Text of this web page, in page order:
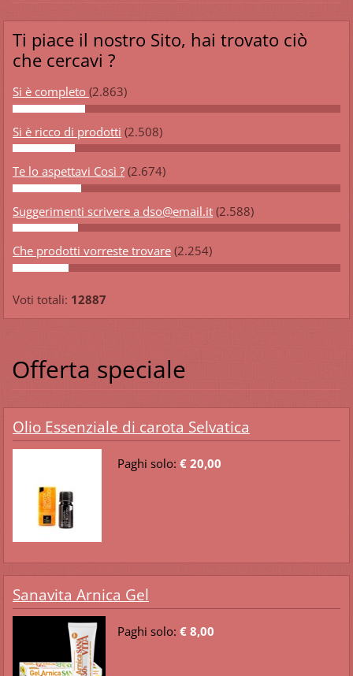
Ti piace il nostro Sito, hai trovato ciò
che cercavi ?
Si è completo (2.863)
Si è ricco di prodotti (2.508)
Te lo aspettavi Così ? (2.674)
Suggerimenti scrivere a dso@email.it (2.588)
Che prodotti vorreste trovare (2.254)
Voti totali: 12887
Offerta speciale
Olio Essenziale di carota Selvatica
Paghi solo: € 20,00
Sanavita Arnica Gel
Paghi solo: € 8,00